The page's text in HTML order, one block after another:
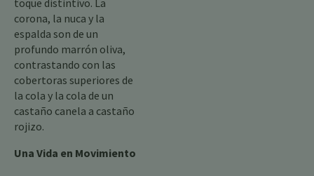
toque distintivo. La
corona, la nuca y la
espalda son de un
profundo marrón oliva,
contrastando con las
cobertoras superiores de
la cola y la cola de un
castaño canela a castaño
rojizo.
Una Vida en Movimiento